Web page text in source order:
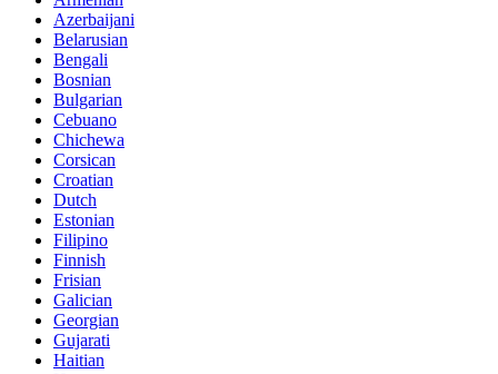
Azerbaijani
Belarusian
Bengali
Bosnian
Bulgarian
Cebuano
Chichewa
Corsican
Croatian
Dutch
Estonian
Filipino
Finnish
Frisian
Galician
Georgian
Gujarati
Haitian